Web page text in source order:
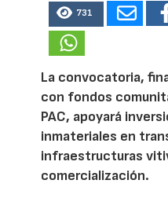
731
La convocatoria,
con fondos
PAC, apoyará
inmateriales en
infraestructuras
comercialización.